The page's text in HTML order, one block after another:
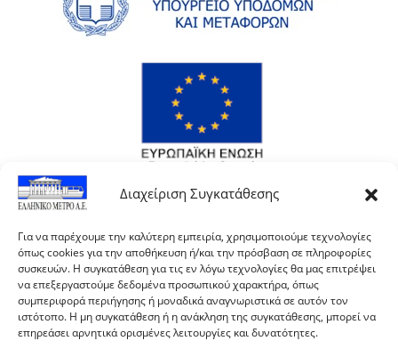
Διαχείριση Συγκατάθεσης
Για να παρέχουμε την καλύτερη εμπειρία, χρησιμοποιούμε τεχνολογίες
όπως cookies για την αποθήκευση ή/και την πρόσβαση σε πληροφορίες
συσκευών. Η συγκατάθεση για τις εν λόγω τεχνολογίες θα μας επιτρέψει
να επεξεργαστούμε δεδομένα προσωπικού χαρακτήρα, όπως
συμπεριφορά περιήγησης ή μοναδικά αναγνωριστικά σε αυτόν τον
ιστότοπο. Η μη συγκατάθεση ή η ανάκληση της συγκατάθεσης, μπορεί να
επηρεάσει αρνητικά ορισμένες λειτουργίες και δυνατότητες.